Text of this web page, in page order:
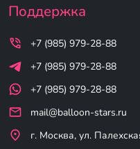
Поддержка
+7 (985) 979-28-88
+7 (985) 979-28-88
+7 (985) 979-28-88
mail@balloon-stars.ru
г. Москва, ул.